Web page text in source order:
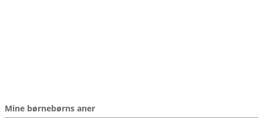
Mine børnebørns aner